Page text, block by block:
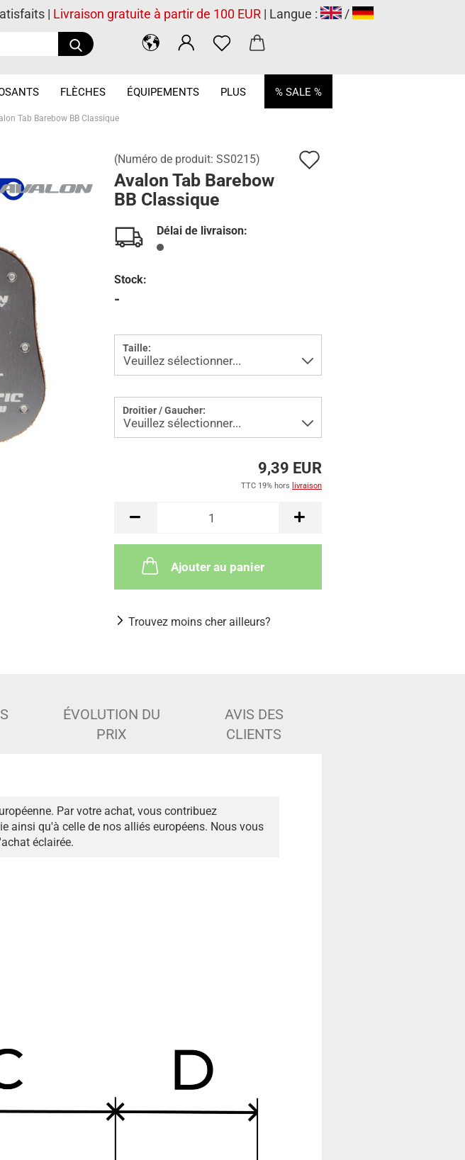
Recherche...
| Livraison gratuite à partir de 100 EUR | Langue : /
FLÈCHES ÉQUIPEMENTS % SALE %
PLUS
Tab Barebow BB Classique
(Numéro de produit: SS0215)
Avalon Tab Barebow
BB Classique
Délai de livraison:
Stock:
-
Taille:
Droitier / Gaucher:
9,39 EUR
TTC 19% hors livraison
Ajouter au panier
Trouvez moins cher ailleurs?
ÉVOLUTION DU
PRIX
AVIS DES
CLIENTS
Par votre achat, vous contribuez
ainsi qu'à celle de nos alliés européens. Nous vous
éclairée.